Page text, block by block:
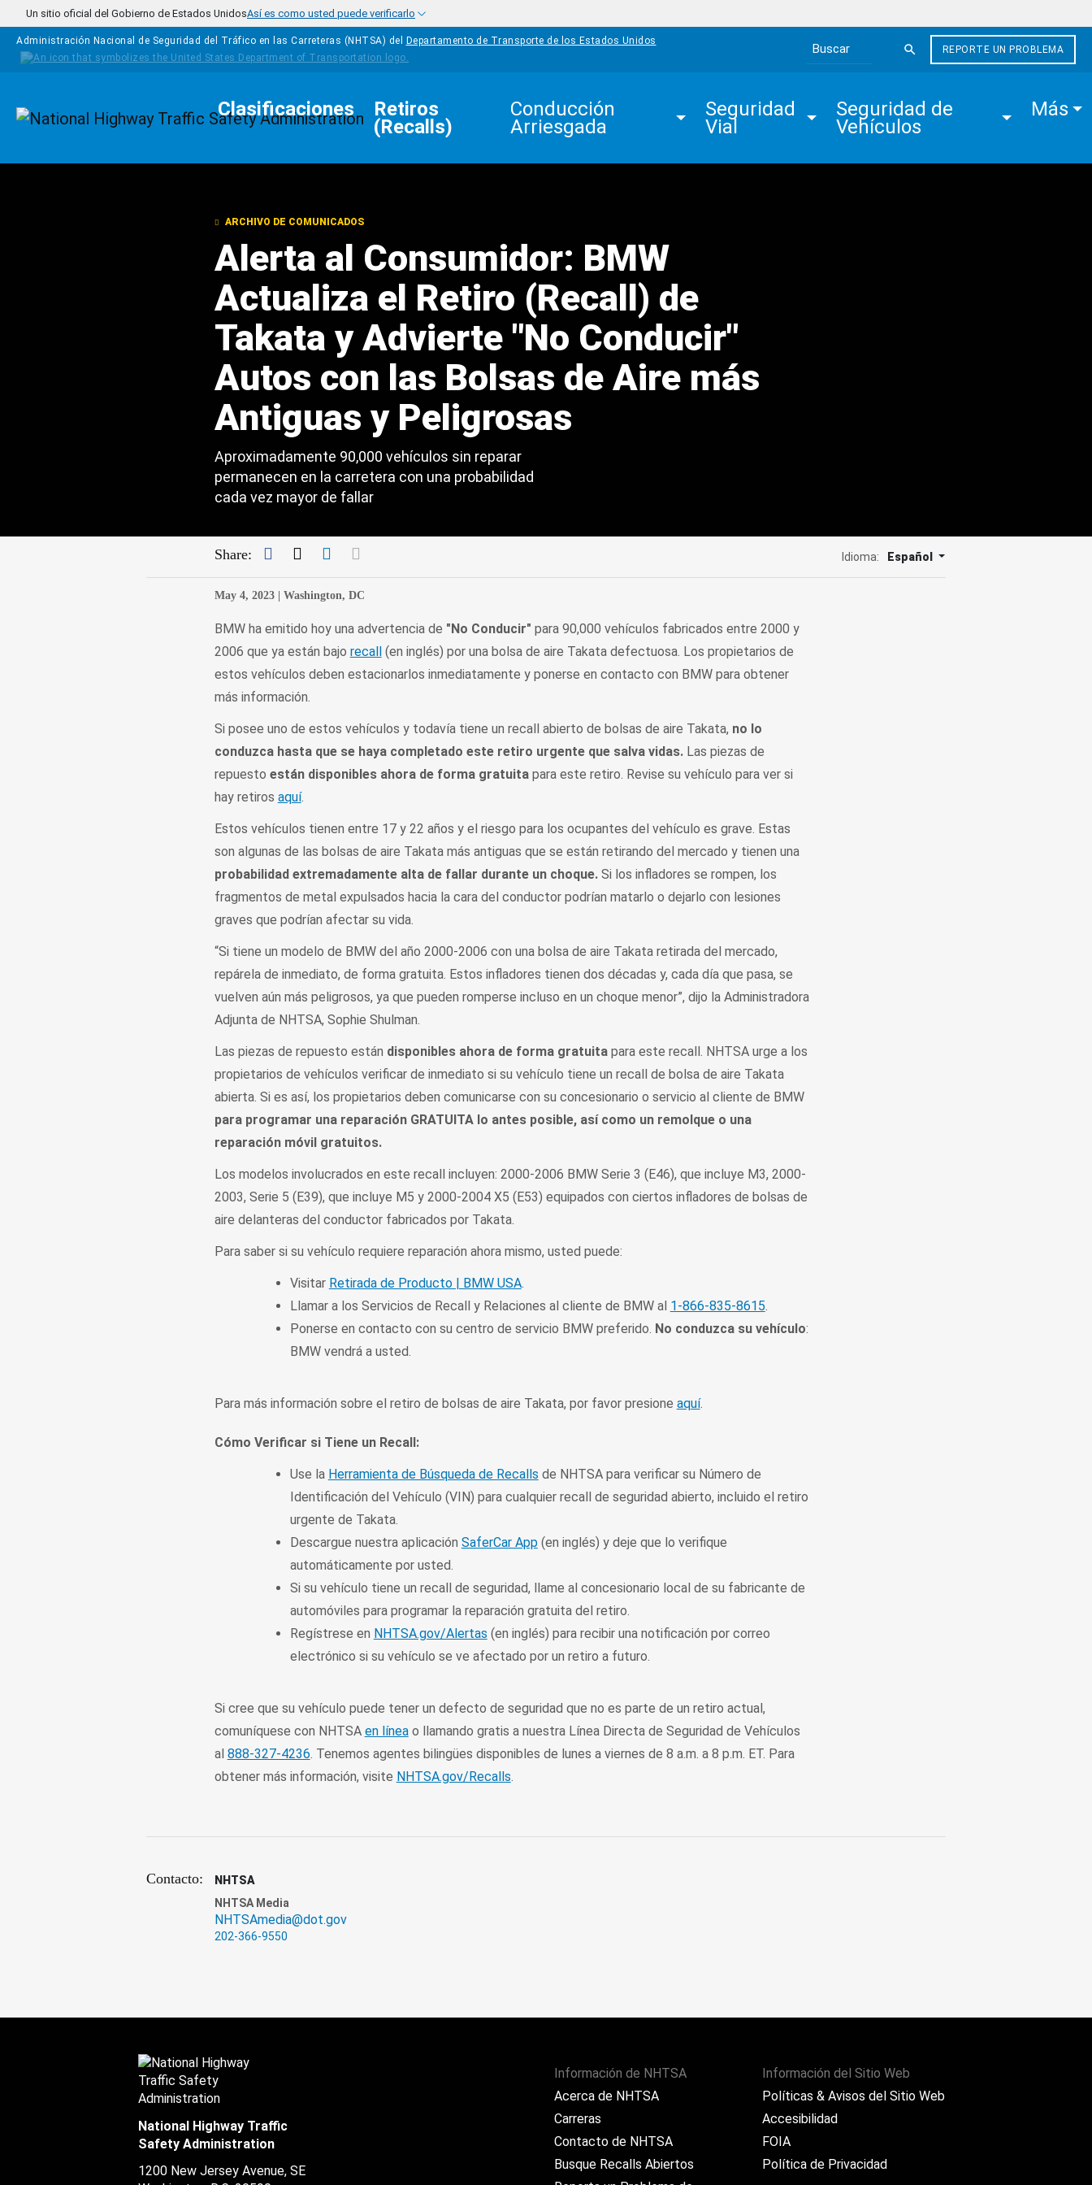
Pasar al contenido principal
Un sitio oficial del Gobierno de Estados UnidosAsí es como usted puede verificarlo
Administración Nacional de Seguridad del Tráfico en las Carreteras (NHTSA) del
Departamento de Transporte de los Estados Unidos
Search the site
REPORTE UN PROBLEMA
Homepage
Clasificaciones Retiros
(Recalls)
Conducción
Arriesgada
Seguridad
Vial
Seguridad de
Vehículos
Más
ARCHIVO DE COMUNICADOS
Alerta al Consumidor: BMW
Actualiza el Retiro (Recall) de
Takata y Advierte "No Conducir"
Autos con las Bolsas de Aire más
Antiguas y Peligrosas
Aproximadamente 90,000 vehículos sin reparar
permanecen en la carretera con una probabilidad
cada vez mayor de fallar
Idioma: Español
Share: Facebook
TwitterLinkedIn
May 4, 2023 | Washington, DC
BMW ha emitido hoy una advertencia de "No Conducir" para 90,000 vehículos fabricados entre 2000 y
2006 que ya están bajo recall(en inglés) por una bolsa de aire Takata defectuosa. Los propietarios de
estos vehículos deben estacionarlos inmediatamente y ponerse en contacto con BMW para obtener
más información.
Si posee uno de estos vehículos y todavía tiene un recall abierto de bolsas de aire Takata, no lo
conduzca hasta que se haya completado este retiro urgente que salva vidas.Las piezas de
repuesto están disponibles ahora de forma gratuitapara este retiro. Revise su vehículo para ver si
hay retiros aquí.
Estos vehículos tienen entre 17 y 22 años y el riesgo para los ocupantes del vehículo es grave. Estas
son algunas de las bolsas de aire Takata más antiguas que se están retirando del mercado y tienen una
probabilidad extremadamente alta de fallar durante un choque.Si los infladores se rompen, los
fragmentos de metal expulsados hacia la cara del conductor podrían matarlo o dejarlo con lesiones
graves que podrían afectar su vida.
“Si tiene un modelo de BMW del año 2000-2006 con una bolsa de aire Takata retirada del mercado,
repárela de inmediato, de forma gratuita. Estos infladores tienen dos décadas y, cada día que pasa, se
vuelven aún más peligrosos, ya que pueden romperse incluso en un choque menor”, dijo la Administradora
Adjunta de NHTSA, Sophie Shulman.
Las piezas de repuesto están disponibles ahora de forma gratuitapara este recall. NHTSA urge a los
propietarios de vehículos verificar de inmediato si su vehículo tiene un recall de bolsa de aire Takata
abierta. Si es así, los propietarios deben comunicarse con su concesionario o servicio al cliente de BMW
para programar una reparación GRATUITA lo antes posible, así como un remolque o una
reparación móvil gratuitos.
Los modelos involucrados en este recall incluyen: 2000-2006 BMW Serie 3 (E46), que incluye M3, 2000-
2003, Serie 5 (E39), que incluye M5 y 2000-2004 X5 (E53) equipados con ciertos infladores de bolsas de
aire delanteras del conductor fabricados por Takata.
Para saber si su vehículo requiere reparación ahora mismo, usted puede:
Visitar Retirada de Producto | BMW USA.
Llamar a los Servicios de Recall y Relaciones al cliente de BMW al 1-866-835-8615.
Ponerse en contacto con su centro de servicio BMW preferido. No conduzca su vehículo:
BMW vendrá a usted.
Para más información sobre el retiro de bolsas de aire Takata, por favor presione aquí.
Cómo Verificar si Tiene un Recall:
Use la Herramienta de Búsqueda de Recalls de NHTSA para verificar su Número de
Identificación del Vehículo (VIN) para cualquier recall de seguridad abierto, incluido el retiro
urgente de Takata.
Descargue nuestra aplicación SaferCar App(en inglés) y deje que lo verifique
automáticamente por usted.
Si su vehículo tiene un recall de seguridad, llame al concesionario local de su fabricante de
automóviles para programar la reparación gratuita del retiro.
Regístrese en NHTSA.gov/Alertas (en inglés) para recibir una notificación por correo
electrónico si su vehículo se ve afectado por un retiro a futuro.
Si cree que su vehículo puede tener un defecto de seguridad que no es parte de un retiro actual,
comuníquese con NHTSA en líneao llamando gratis a nuestra Línea Directa de Seguridad de Vehículos
al 888-327-4236. Tenemos agentes bilingües disponibles de lunes a viernes de 8 a.m. a 8 p.m. ET. Para
obtener más información, visite NHTSA.gov/Recalls.
Contacto:
NHTSA
NHTSA Media
NHTSAmedia@dot.gov
202-366-9550
Información de NHTSA
Acerca de NHTSA
Carreras
Contacto de NHTSA
Busque Recalls Abiertos
Información del Sitio Web
Políticas & Avisos del Sitio Web
Accesibilidad
FOIA
Política de Privacidad
National Highway Traffic
Safety Administration
1200 New Jersey Avenue, SE